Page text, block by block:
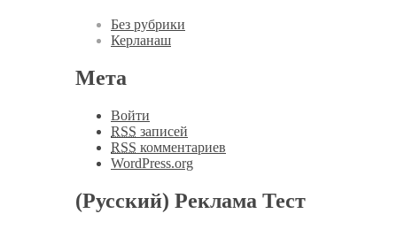
Без рубрики
Керланаш
Мета
Войти
RSS записей
RSS комментариев
WordPress.org
(Русский) Реклама Тест